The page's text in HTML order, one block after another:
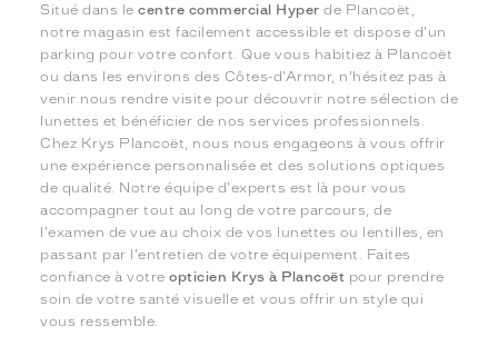
Situé dans lecentre commercial Hyper de Plancoët,
notre magasin est facilement accessible et dispose d'un
parking pour votre confort. Que vous habitiez à Plancoët
ou dans les environs des Côtes-d'Armor, n'hésitez pas à
venir nous rendre visite pour découvrir notre sélection de
lunettes et bénéficier de nos services professionnels.
Chez Krys Plancoët, nous nous engageons à vous offrir
une expérience personnalisée et des solutions optiques
de qualité. Notre équipe d'experts est là pour vous
accompagner tout au long de votre parcours, de
l'examen de vue au choix de vos lunettes ou lentilles, en
passant par l'entretien de votre équipement. Faites
confiance à votreopticien Krys à Plancoët pour prendre
soin de votre santé visuelle et vous offrir un style qui
vous ressemble.